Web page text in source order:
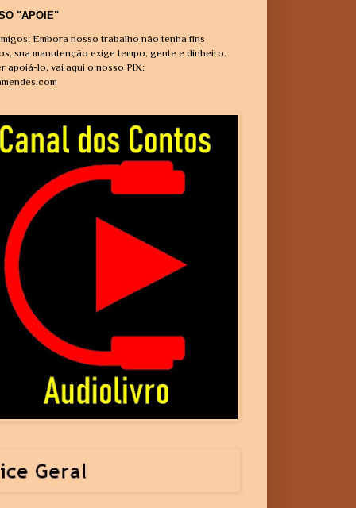
"APOIE"
Embora nosso trabalho não tenha fins
sua manutenção exige tempo, gente e dinheiro.
apoiá-lo, vai aqui o nosso PIX: